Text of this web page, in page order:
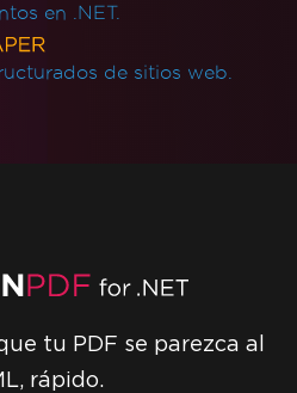
en .NET.
de sitios web.
tu PDF se parezca al
rápido.